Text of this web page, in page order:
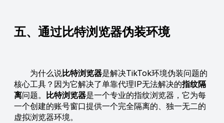
五、通过比特浏览器伪装环境
为什么说比特浏览器是解决TikTok环境伪装问题的
核心工具？因为它解决了单靠代理IP无法解决的指纹隔
离问题。 比特浏览器是一个专业的指纹浏览器，它为每
一个创建的账号窗口提供一个完全隔离的、独一无二的
虚拟浏览器环境。